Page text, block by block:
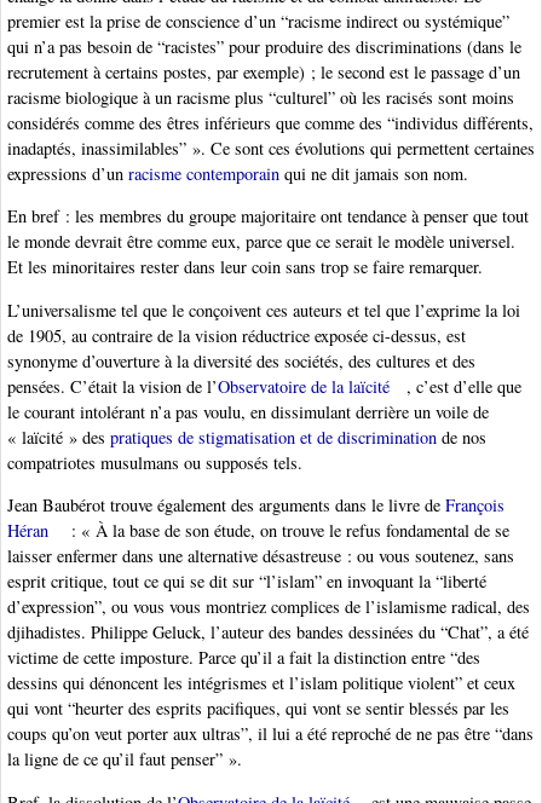
premier est la prise de conscience d’un “racisme indirect ou systémique”
qui n’a pas besoin de “racistes” pour produire des discriminations (dans le
recrutement à certains postes, par exemple) ; le second est le passage d’un
racisme biologique à un racisme plus “culturel” où les racisés sont moins
considérés comme des êtres inférieurs que comme des “individus différents,
inadaptés, inassimilables” ». Ce sont ces évolutions qui permettent certaines
expressions d’un racisme contemporain qui ne dit jamais son nom.
En bref : les membres du groupe majoritaire ont tendance à penser que tout
le monde devrait être comme eux, parce que ce serait le modèle universel.
Et les minoritaires rester dans leur coin sans trop se faire remarquer.
L’universalisme tel que le conçoivent ces auteurs et tel que l’exprime la loi
de 1905, au contraire de la vision réductrice exposée ci-dessus, est
synonyme d’ouverture à la diversité des sociétés, des cultures et des
pensées. C’était la vision de l’Observatoire de la laïcité
, c’est d’elle que
le courant intolérant n’a pas voulu, en dissimulant derrière un voile de
« laïcité » des pratiques de stigmatisation et de discrimination de nos
compatriotes musulmans ou supposés tels.
Jean Baubérot trouve également des arguments dans le livre de François
Héran
: « À la base de son étude, on trouve le refus fondamental de se
laisser enfermer dans une alternative désastreuse : ou vous soutenez, sans
esprit critique, tout ce qui se dit sur “l’islam” en invoquant la “liberté
d’expression”, ou vous vous montriez complices de l’islamisme radical, des
djihadistes. Philippe Geluck, l’auteur des bandes dessinées du “Chat”, a été
victime de cette imposture. Parce qu’il a fait la distinction entre “des
dessins qui dénoncent les intégrismes et l’islam politique violent” et ceux
qui vont “heurter des esprits pacifiques, qui vont se sentir blessés par les
coups qu’on veut porter aux ultras”, il lui a été reproché de ne pas être “dans
la ligne de ce qu’il faut penser” ».